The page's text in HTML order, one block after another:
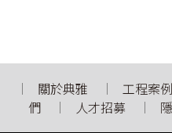
關於典雅 工程案例
們
人才招募